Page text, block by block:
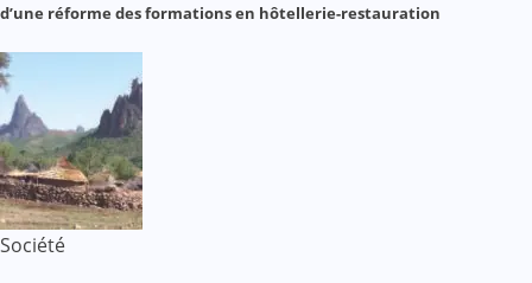
d’une réforme des formations en hôtellerie-restauration
Société